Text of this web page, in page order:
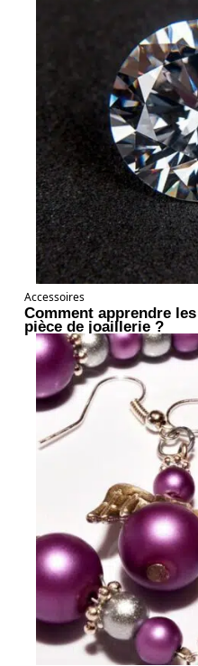
Accessoires
Comment apprendre
pièce de joaillerie ?